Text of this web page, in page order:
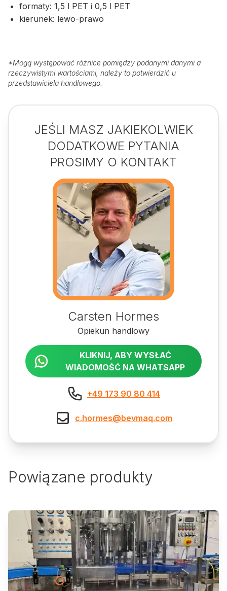
formaty: 1,5 l PET i 0,5 l PET
kierunek: lewo-prawo
*Mogą występować różnice pomiędzy podanymi danymi a
rzeczywistymi wartościami, należy to potwierdzić u
przedstawiciela handlowego.
JEŚLI MASZ JAKIEKOLWIEK
DODATKOWE PYTANIA
PROSIMY O KONTAKT
Carsten Hormes
Opiekun handlowy
KLIKNIJ, ABY WYSŁAĆ
WIADOMOŚĆ NA WHATSAPP
+49 173 90 80 414
c.hormes@bevmaq.com
Powiązane produkty